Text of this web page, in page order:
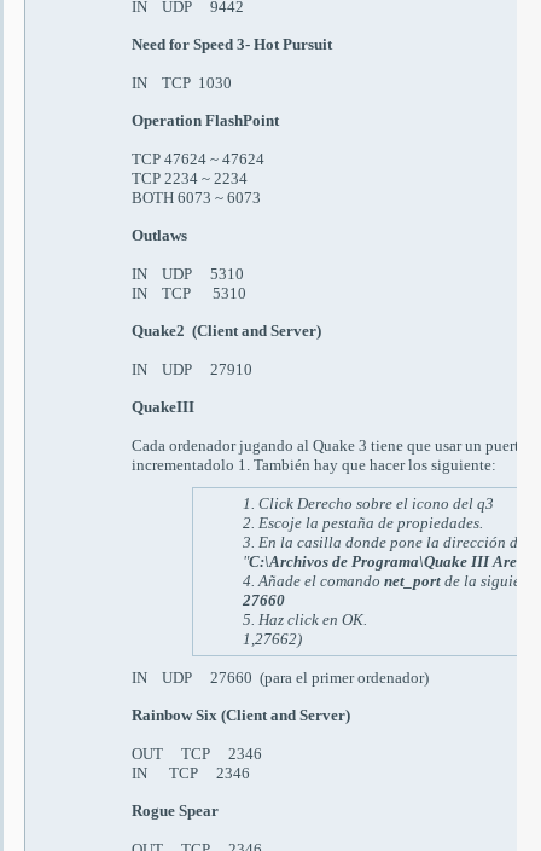
IN UDP 9442
Need for Speed 3- Hot Pursuit
IN TCP 1030
Operation FlashPoint
TCP 47624 ~ 47624
TCP 2234 ~ 2234
BOTH 6073 ~ 6073
Outlaws
IN UDP 5310
IN TCP 5310
Quake2 (Client and Server)
IN UDP 27910
QuakeIII
Cada ordenador jugando al Quake 3 tiene que usar un puerto
incrementadolo 1. También hay que hacer los siguiente:
1. Click Derecho sobre el icono del q3
2. Escoje la pestaña de propiedades.
3. En la casilla donde pone la dirección del
"C:\Archivos de Programa\Quake III
4. Añade el comando net_port de la
27660
5. Haz click en OK.
1,27662)
IN UDP 27660 (para el primer ordenador)
Rainbow Six (Client and Server)
OUT TCP 2346
IN TCP 2346
Rogue Spear